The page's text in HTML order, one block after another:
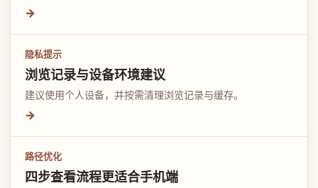
→
隐私提示
浏览记录与设备环境建议
建议使用个人设备，并按需清理浏览记录与缓存。
→
路径优化
四步查看流程更适合手机端